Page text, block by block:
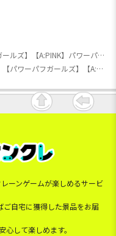
【パワーパフガールズ】【A:PINK】パワーパフガールズ きらきらバニティバッグ
【パワーパフガールズ】【A:PINK】パワーパフガールズ きらきらバニティバッグ
ーンゲームが楽しめるサービ
自宅に獲得した景品をお届
して楽しめます。